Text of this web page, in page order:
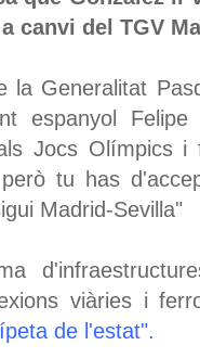
canvi del TGV
la Generalitat
espanyol
Jocs Olímpics i
tu has
Madrid-Sevilla"
viàries i
de l'estat".